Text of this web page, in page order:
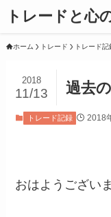
トレードと心
ホーム トレード トレード記
過去
2018
11/13
トレード記録 2018
おはようござい